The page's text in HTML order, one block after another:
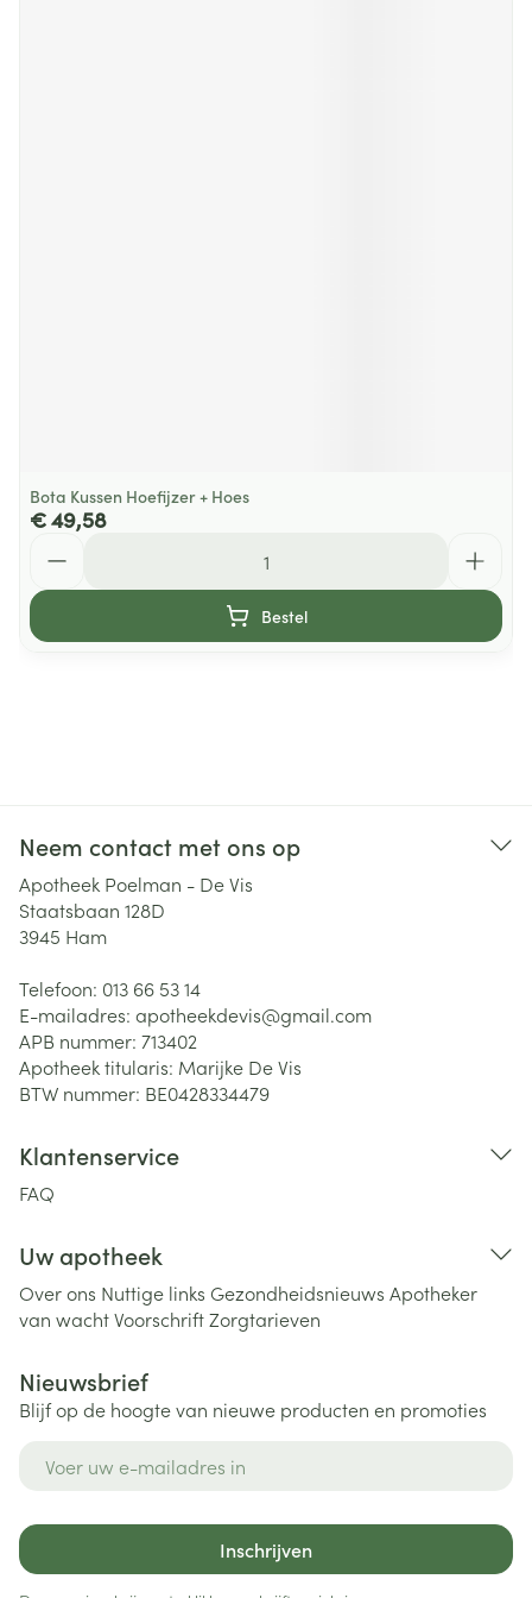
Bota Kussen Hoefijzer + Hoes
€ 49,58
Bestel
Neem contact met ons op
Apotheek Poelman - De Vis
Staatsbaan 128D
3945 Ham
Telefoon: 013 66 53 14
E-mailadres: apotheekdevis@gmail.com
APB nummer: 713402
Apotheek titularis: Marijke De Vis
BTW nummer: BE0428334479
Klantenservice
FAQ
Uw apotheek
Over ons Nuttige links Gezondheidsnieuws Apotheker
van wachtVoorschriftZorgtarieven
Nieuwsbrief
Blijf op de hoogte van nieuwe producten en promoties
Inschrijven